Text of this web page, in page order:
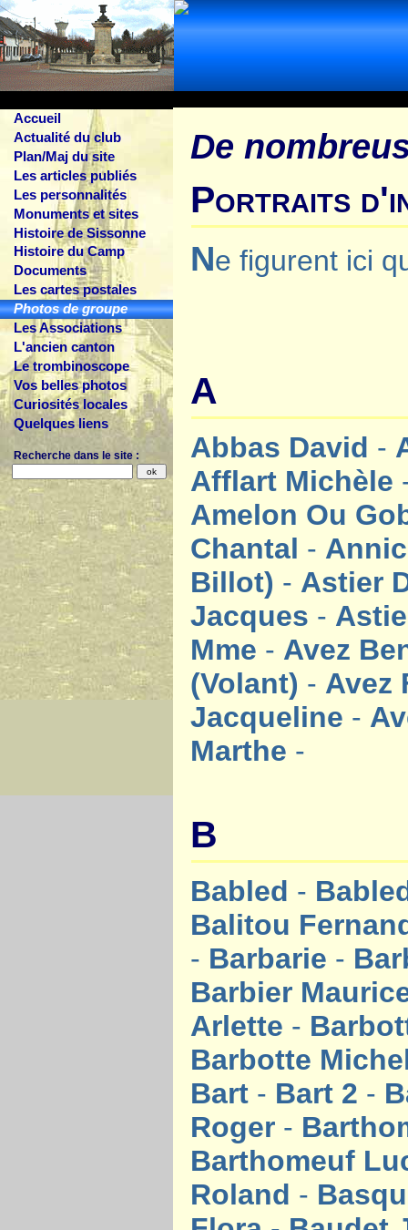
Accueil
Actualité du club
Plan/Maj du site
Les articles publiés
Les personnalités
Monuments et sites
Histoire de Sissonne
Histoire du Camp
Documents
Les cartes postales
Photos de groupe
Les Associations
L'ancien canton
Le trombinoscope
Vos belles photos
Curiosités locales
Quelques liens
Recherche dans le site :
De
Portraits
Ne figurent ici
A
Abbas David -
Afflart Michèle
Amelon Ou
Chantal -
Billot) - Astier
Jacques -
Mme - Avez
(Volant) - Avez
Jacqueline -
Marthe -
B
Babled -
Balitou
- Barbarie -
Barbier
Arlette -
Barbotte
Bart - Bart 2 -
Roger -
Barthomeuf
Roland -